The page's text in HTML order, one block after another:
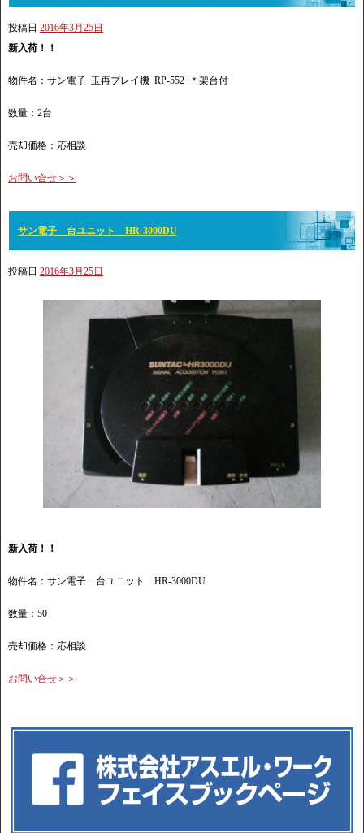
投稿日 2016年3月25日
新入荷！！
物件名：サン電子 玉再プレイ機 RP-552 ＊架台付
数量：2台
売却価格：応相談
お問い合せ＞＞
サン電子 台ユニット HR-3000DU
投稿日 2016年3月25日
新入荷！！
物件名：サン電子 台ユニット HR-3000DU
数量：50
売却価格：応相談
お問い合せ＞＞